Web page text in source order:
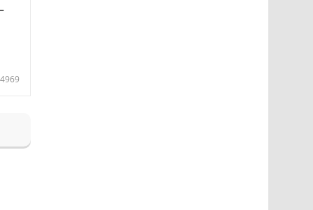
4969